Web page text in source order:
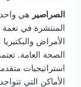
الصراصير هي
المنتشرة في نعمة
الأمراض
الصحة العامة.
استراتيجيات
الأماكن التي